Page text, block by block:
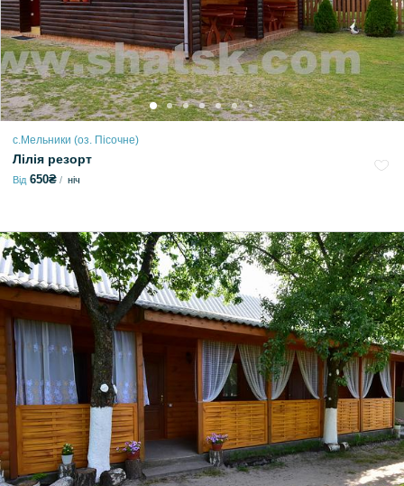
с.Мельники (оз. Пісочне)
Лілія резорт
Від 650₴ ніч